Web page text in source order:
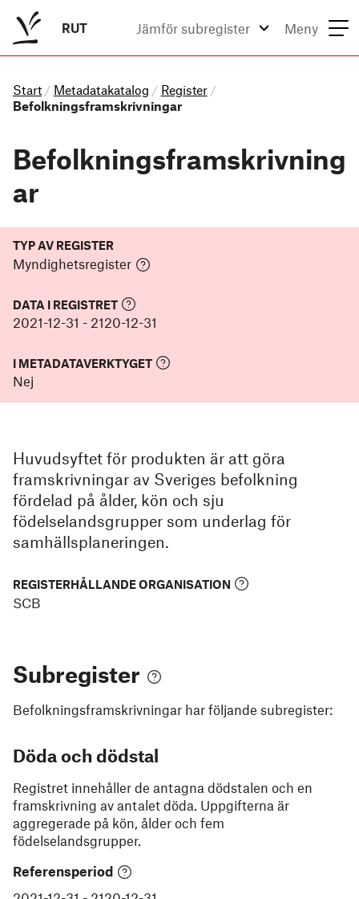
RUT Jämför subregister Meny
Start / Metadatakatalog / Register /
Befolkningsframskrivningar
Befolkningsframskrivning
ar
TYP AV REGISTER
Myndighetsregister
DATA I REGISTRET
2021-12-31 - 2120-12-31
I METADATAVERKTYGET
Nej
Huvudsyftet för produkten är att göra
framskrivningar av Sveriges befolkning
fördelad på ålder, kön och sju
födelselandsgrupper som underlag för
samhällsplaneringen.
REGISTERHÅLLANDE ORGANISATION
SCB
Subregister
Befolkningsframskrivningar har följande subregister:
Döda och dödstal
Registret innehåller de antagna dödstalen och en
framskrivning av antalet döda. Uppgifterna är
aggregerade på kön, ålder och fem
födelselandsgrupper.
Referensperiod